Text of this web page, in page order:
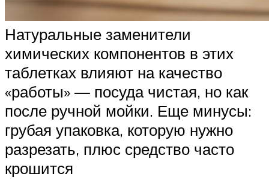
Натуральные заменители
химических компонентов в этих
таблетках влияют на качество
«работы» — посуда чистая, но как
после ручной мойки. Еще минусы:
грубая упаковка, которую нужно
разрезать, плюс средство часто
крошится